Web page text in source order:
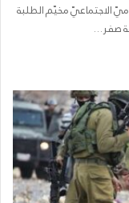
الاجتماعيّ مخيّم الطلبة